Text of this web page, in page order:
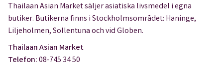
Thailaan Asian Market säljer asiatiska livsmedel i egna
butiker. Butikerna finns i Stockholmsområdet: Haninge,
Liljeholmen, Sollentuna och vid Globen.
Thailaan Asian Market
Telefon:08-745 34 50